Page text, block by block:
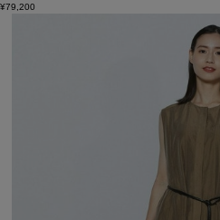
¥79,200